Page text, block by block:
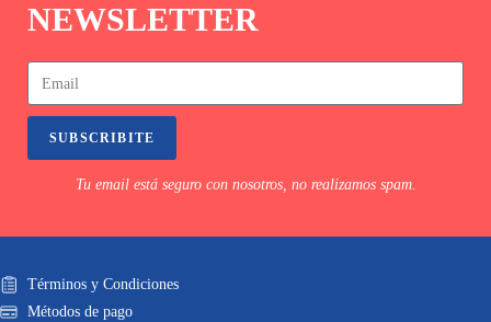
NEWSLETTER
SUBSCRIBITE
Tu email está seguro con nosotros, no realizamos spam.
Términos y Condiciones
Métodos de pago